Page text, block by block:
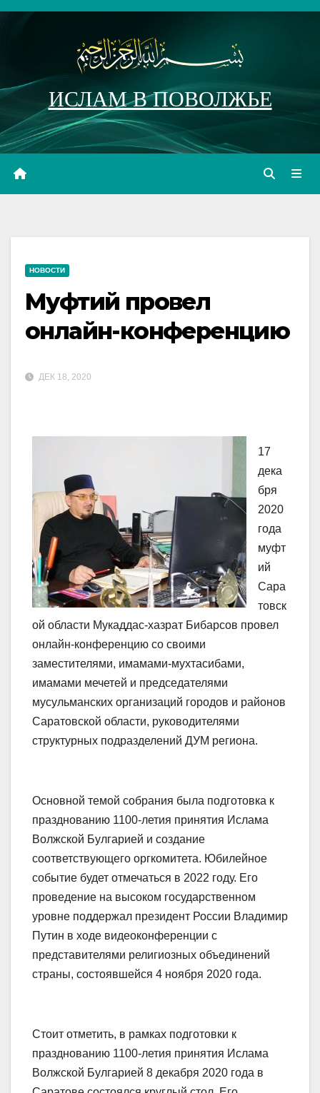
Перейти
ИСЛАМ В ПОВОЛЖЬЕ
НОВОСТИ
Муфтий провел
онлайн-конференцию
ДЕК 18, 2020
17
дека
бря
2020
года
муфт
ий
Сара
товск
ой области Мукаддас-хазрат Бибарсов провел
онлайн-конференцию со своими
заместителями, имамами-мухтасибами,
имамами мечетей и председателями
мусульманских организаций городов и районов
Саратовской области, руководителями
структурных подразделений ДУМ региона.
Основной темой собрания была подготовка к
празднованию 1100-летия принятия Ислама
Волжской Булгарией и создание
соответствующего оргкомитета. Юбилейное
событие будет отмечаться в 2022 году. Его
проведение на высоком государственном
уровне поддержал президент России Владимир
Путин в ходе видеоконференции с
представителями религиозных объединений
страны, состоявшейся 4 ноября 2020 года.
Стоит отметить, в рамках подготовки к
празднованию 1100-летия принятия Ислама
Волжской Булгарией 8 декабря 2020 года в